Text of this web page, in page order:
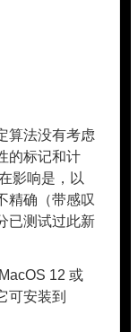
算法没有考虑
的标记和计
影响是，以
精确（带感叹
已测试过此新
12 或
可安装到